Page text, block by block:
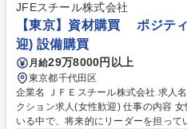
JFEスチール株式会社
【東京】資材購買 ポジテ
迎) 設備購買
月給29万8000円以上
東京都千代田区
企業名 ＪＦＥスチール株式会社 求人名 【東京】資材購買 ★ポジティブア
クション求人(女性歓迎) 仕事の内容 女性管理職登用を積極的に取り組んで
いる中で、将来的にリーダーを担っ